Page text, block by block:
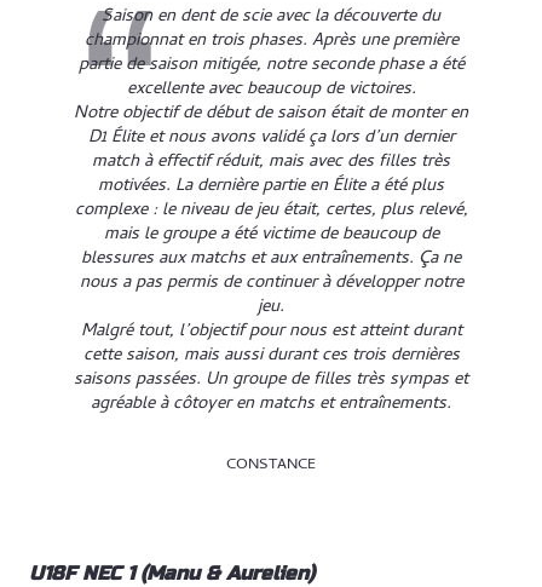
Saison en dent de scie avec la découverte du
championnat en trois phases. Après une première
partie de saison mitigée, notre seconde phase a été
excellente avec beaucoup de victoires.
Notre objectif de début de saison était de monter en
D1 Élite et nous avons validé ça lors d’un dernier
match à effectif réduit, mais avec des filles très
motivées. La dernière partie en Élite a été plus
complexe : le niveau de jeu était, certes, plus relevé,
mais le groupe a été victime de beaucoup de
blessures aux matchs et aux entraînements. Ça ne
nous a pas permis de continuer à développer notre
jeu.
Malgré tout, l’objectif pour nous est atteint durant
cette saison, mais aussi durant ces trois dernières
saisons passées. Un groupe de filles très sympas et
agréable à côtoyer en matchs et entraînements.
CONSTANCE
U18F NEC 1 (Manu & Aurelien)